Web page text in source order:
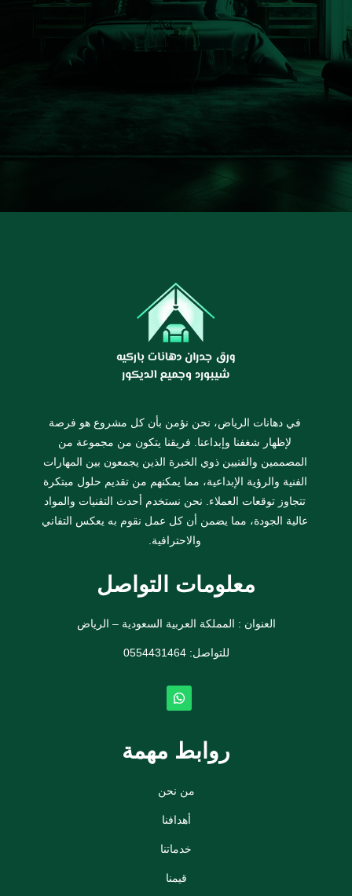
في دهانات الرياض، نحن نؤمن بأن كل مشروع هو فرصة
لإظهار شغفنا وإبداعنا. فريقنا يتكون من مجموعة من
المصممين والفنيين ذوي الخبرة الذين يجمعون بين المهارات
الفنية والرؤية الإبداعية، مما يمكنهم من تقديم حلول مبتكرة
تتجاوز توقعات العملاء. نحن نستخدم أحدث التقنيات والمواد
عالية الجودة، مما يضمن أن كل عمل نقوم به يعكس التفاني
والاحترافية.
معلومات التواصل
العنوان : المملكة العربية السعودية – الرياض
للتواصل: ⁦0554431464
روابط مهمة
من نحن
أهدافنا
خدماتنا
قيمنا